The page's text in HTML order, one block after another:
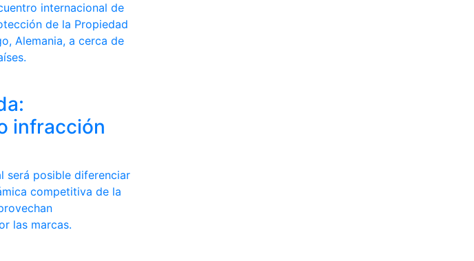
internacional de
de la Propiedad
Alemania, a cerca de
infracción
será posible diferenciar
competitiva de la
las marcas.